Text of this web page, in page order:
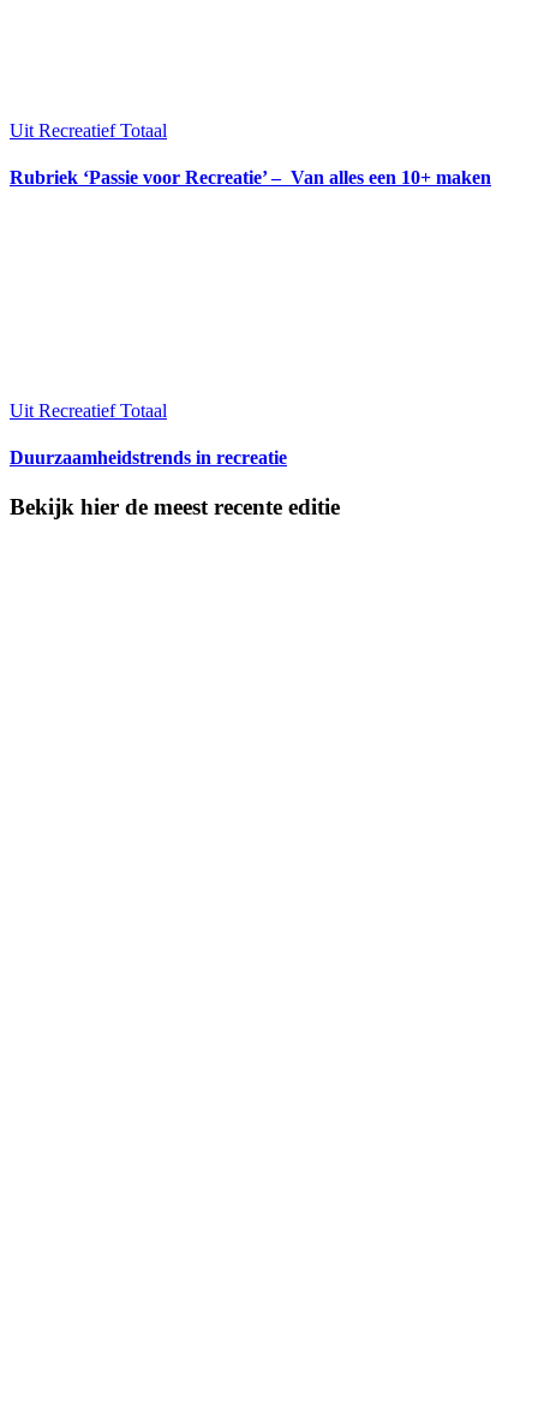
Uit Recreatief Totaal
Rubriek ‘Passie voor Recreatie’ – Van alles een 10+ maken
Uit Recreatief Totaal
Duurzaamheidstrends in recreatie
Bekijk hier de meest recente editie